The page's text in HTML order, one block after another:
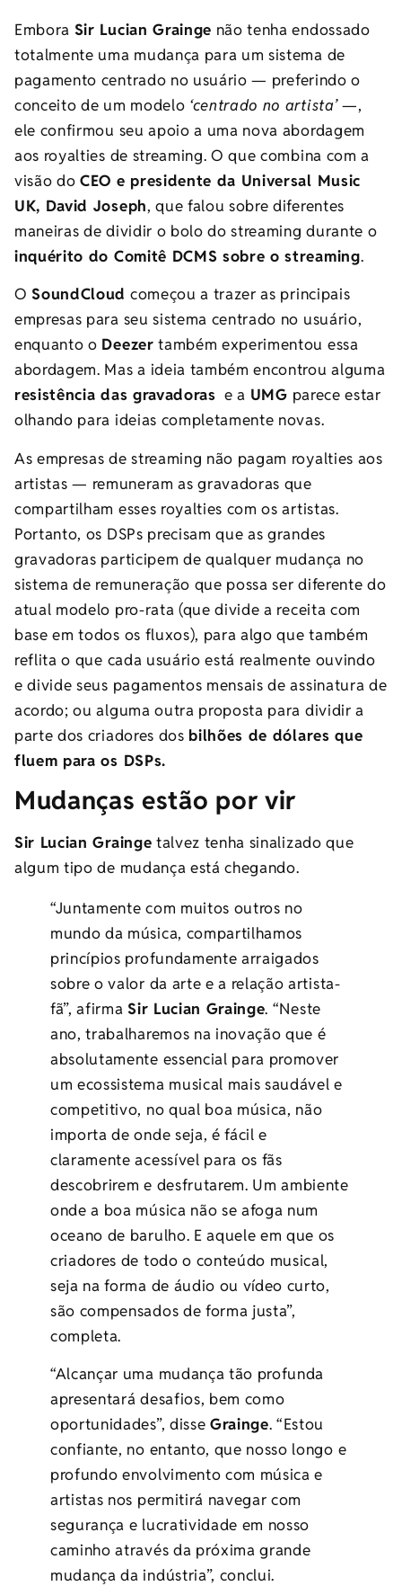
Embora Sir Lucian Grainge não tenha endossado
totalmente uma mudança para um sistema de
pagamento centrado no usuário— preferindo o
conceito de um modelo ‘centrado no artista’ —,
ele confirmou seu apoio a uma nova abordagem
aos royalties de streaming. O que combina com a
visão doCEO e presidente da Universal Music
UK, David Joseph, que falou sobre diferentes
maneiras de dividir o bolo do streaming durante o
inquérito do Comitê DCMS sobre o streaming.
OSoundCloud começou a trazer as principais
empresas para seu sistema centrado no usuário,
enquanto o Deezer também experimentou essa
abordagem. Mas a ideia também encontrou alguma
resistência das gravadoras e a UMG parece estar
olhando para ideias completamente novas.
As empresas de streaming não pagam royalties aos
artistas— remuneram as gravadoras que
compartilham esses royalties com os artistas.
Portanto, os DSPs precisam que as grandes
gravadoras participem de qualquer mudança no
sistema de remuneração que possa ser diferente do
atual modelo pro-rata (que divide a receita com
base em todos os fluxos), para algo que também
reflita o que cada usuário está realmente ouvindo
e divide seus pagamentos mensais de assinatura de
acordo; ou alguma outra proposta para dividir a
parte dos criadores dos bilhões de dólares que
fluem para os DSPs.
Mudanças estão por vir
Sir Lucian Grainge talvez tenha sinalizado que
algum tipo de mudança está chegando.
“Juntamente com muitos outros no
mundo da música, compartilhamos
princípios profundamente arraigados
sobre o valor da arte e a relação artista-
fã”, afirmaSir Lucian Grainge. “Neste
ano, trabalharemos na inovação que é
absolutamente essencial para promover
um ecossistema musical mais saudável e
competitivo, no qual boa música, não
importa de onde seja, é fácil e
claramente acessível para os fãs
descobrirem e desfrutarem. Um ambiente
onde a boa música não se afoga num
oceano de barulho. E aquele em que os
criadores de todo o conteúdo musical,
seja na forma de áudio ou vídeo curto,
são compensados ​​​​de forma justa”,
completa.
“Alcançar uma mudança tão profunda
apresentará desafios, bem como
oportunidades”, disse Grainge. “Estou
confiante, no entanto, que nosso longo e
profundo envolvimento com música e
artistas nos permitirá navegar com
segurança e lucratividade em nosso
caminho através da próxima grande
mudança da indústria”, conclui.